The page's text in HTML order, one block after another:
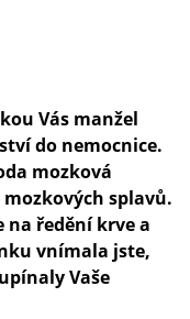
Vás manžel
do nemocnice.
mozková
splavů.
na ředění krve a
vnímala jste,
Vaše